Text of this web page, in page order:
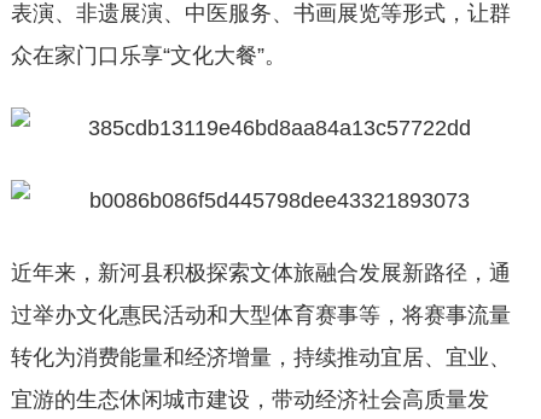
表演、非遗展演、中医服务、书画展览等形式，让群
众在家门口乐享“文化大餐”。
近年来，新河县积极探索文体旅融合发展新路径，通
过举办文化惠民活动和大型体育赛事等，将赛事流量
转化为消费能量和经济增量，持续推动宜居、宜业、
宜游的生态休闲城市建设，带动经济社会高质量发